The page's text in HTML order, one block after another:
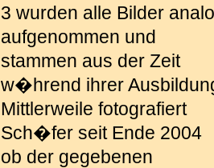
3 wurden alle Bilder
aufgenommen und
stammen aus der Zeit
w�hrend ihrer
Mittlerweile fotografiert
Sch�fer seit Ende 2004
ob der gegebenen